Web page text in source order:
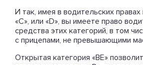
И так, имея в водительских правах
«С», или «D», вы имеете право
средства этих категорий, в том
с прицепами, не превышающими
Открытая категория «ВЕ»